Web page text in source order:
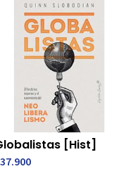
[Hist]